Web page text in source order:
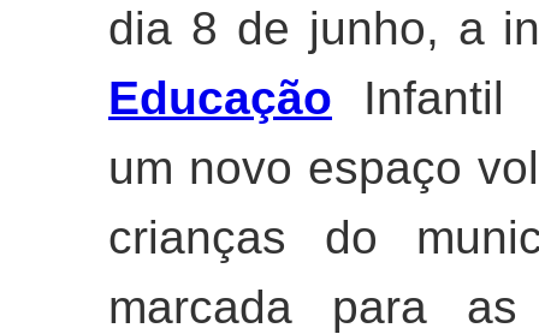
dia 8 de junho, a
Educação Infantil
um novo espaço
crianças do
marcada para